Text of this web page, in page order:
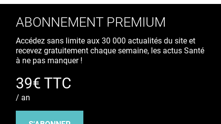
ABONNEMENT PREMIUM
Accédez sans limite aux 30 000 actualités du site et
recevez gratuitement chaque semaine, les actus Santé
à ne pas manquer !
39€ TTC
/ an